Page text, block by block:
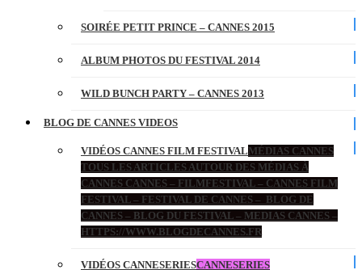
SOIRÉE PETIT PRINCE – CANNES 2015
ALBUM PHOTOS DU FESTIVAL 2014
WILD BUNCH PARTY – CANNES 2013
BLOG DE CANNES VIDEOS
VIDÉOS CANNES FILM FESTIVALMÉDIAS CANNES
TOUS LES ARTICLES AUTOUR DES MÉDIAS À
CANNES CANNES – FILMFESTIVAL – CANNES FILM
FESTIVAL – FESTIVAL DE CANNES – BLOG DE
CANNES – BLOG DU FESTIVAL – MEDIAS CANNES –
HTTPS://WWW.BLOGDECANNES.FR
VIDÉOS CANNESERIESCANNESERIES